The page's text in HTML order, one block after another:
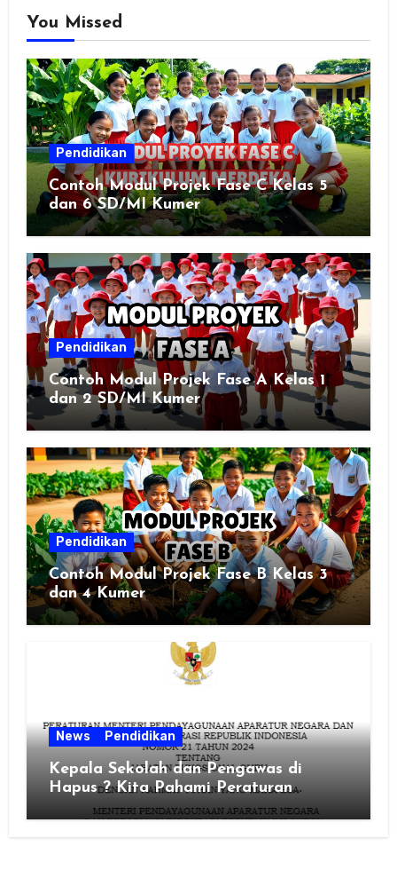
You Missed
Pendidikan
Contoh Modul Projek Fase C Kelas 5
dan 6 SD/MI Kumer
Pendidikan
Contoh Modul Projek Fase A Kelas 1
dan 2 SD/MI Kumer
Pendidikan
Contoh Modul Projek Fase B Kelas 3
dan 4 Kumer
News Pendidikan
Kepala Sekolah dan Pengawas di
Hapus ? Kita Pahami Peraturan
MenPAN RB Nomor 21 Tahun 2024